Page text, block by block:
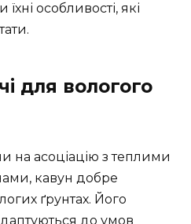
особливості, які
для вологого
на асоціацію з теплими
кавун добре
ґрунтах. Його
до умов